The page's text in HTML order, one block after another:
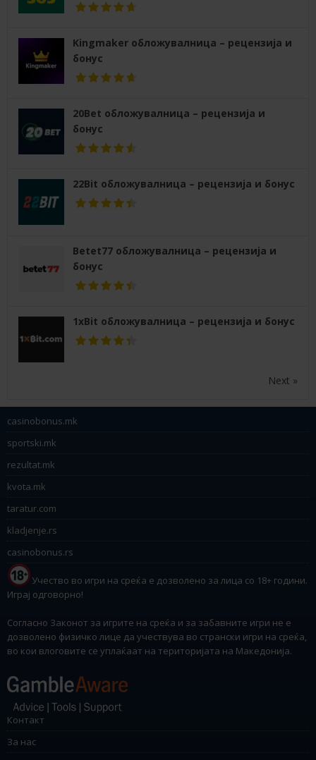
Kingmaker обложувалница – рецензија и
бонус
20Bet обложувалница – рецензија и
бонус
22Bit обложувалница – рецензија и бонус
Betet77 обложувалница – рецензија и
бонус
1xBit обложувалница – рецензија и бонус
Next »
casinobonus.mk
sportski.mk
rezultat.mk
kvota.mk
taratur.com
kladjenje.rs
casinobonus.rs
Учество во игри на среќа е дозволено за лица со 18+ години.
Играј одговорно!
Согласно Законот за игрите на среќа и за забавните игри не е
дозволено физичко лице да учествува во странски игри на среќа,
во кои влоговите се уплаќаат на територијата на Македонија.
Контакт
За нас